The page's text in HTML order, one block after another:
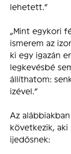
lehetett.”
„Mint egykori
ismerem az
ki egy igazán
legkevésbé
állíthatom:
izével.”
Az
következik,
ijedősnek: